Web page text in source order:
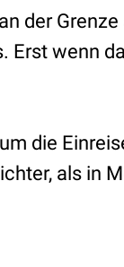
der
Erst wenn
die
als in